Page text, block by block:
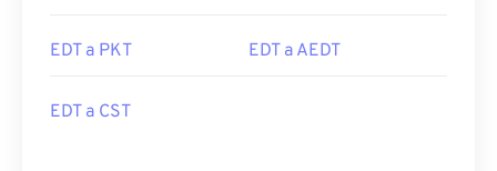
EDT a PKT EDT a AEDT
EDT a CST